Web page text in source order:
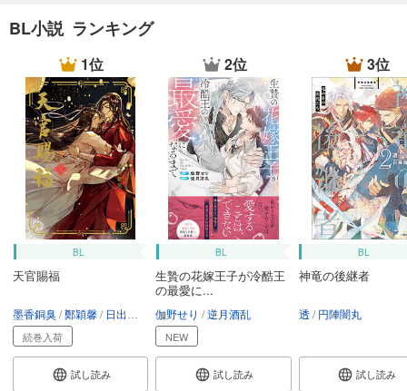
BL小説 ランキング
1位
BL
天官賜福
墨香銅臭 鄭穎馨 日出的小太陽
続巻入荷
試し読み
2位
BL
生贄の花嫁王子が冷酷王
の最愛に...
伽野せり 逆月酒乱
NEW
試し読み
3位
BL
神竜の後継者
透 円陣闇丸
試し読み